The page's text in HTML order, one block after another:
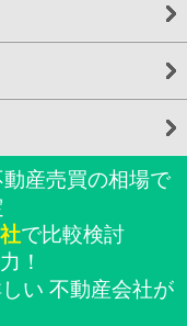
産売買の相場で
で比較検討
！
い 不動産会社が